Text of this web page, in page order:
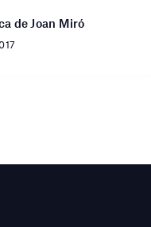
de Joan Miró